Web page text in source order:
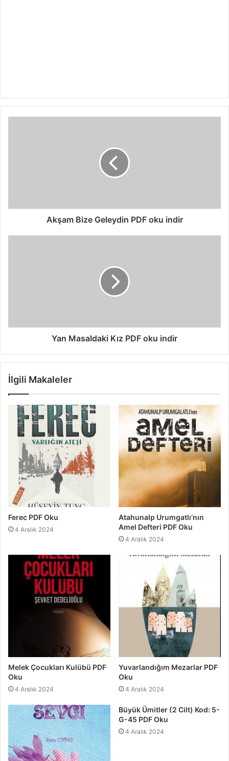
Akşam Bize Geleydin PDF oku indir
Yan Masaldaki Kız PDF oku indir
İlgili Makaleler
Ferec PDF Oku
4 Aralık 2024
Atahunalp Urumgatlı’nın
Amel Defteri PDF Oku
4 Aralık 2024
Melek Çocukları Kulübü PDF
Oku
4 Aralık 2024
Yuvarlandığım Mezarlar PDF
Oku
4 Aralık 2024
Büyük Ümitler (2 Cilt) Kod: 5-
G-45 PDF Oku
4 Aralık 2024